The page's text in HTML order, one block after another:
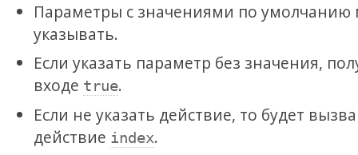
Параметры с значениями по
указывать.
Если указать параметр без значения,
входе true.
Если не указать действие, то будет
действие index.